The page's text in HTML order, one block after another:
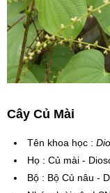
Cây Củ Mài
Tên khoa học :
Họ : Củ mài -
Bộ : Bộ Củ nâu -